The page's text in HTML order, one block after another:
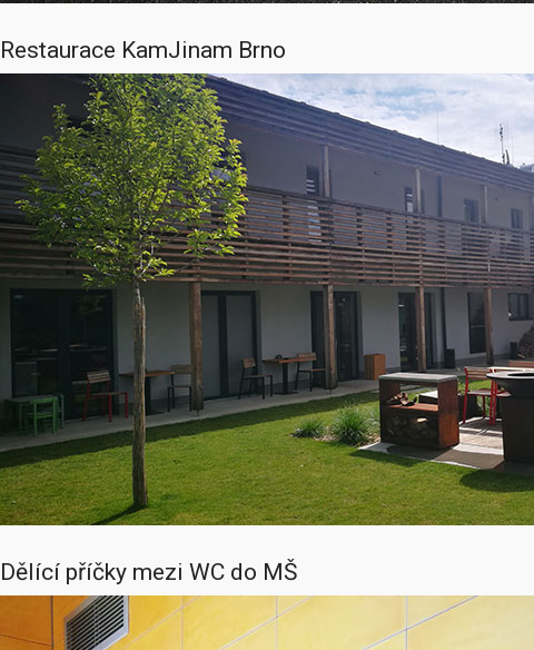
Restaurace KamJinam Brno
Dělící příčky mezi WC do MŠ